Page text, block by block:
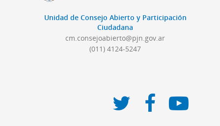
Unidad de Consejo Abierto y Participación
Ciudadana
cm.consejoabierto@pjn.gov.ar
(011) 4124-5247